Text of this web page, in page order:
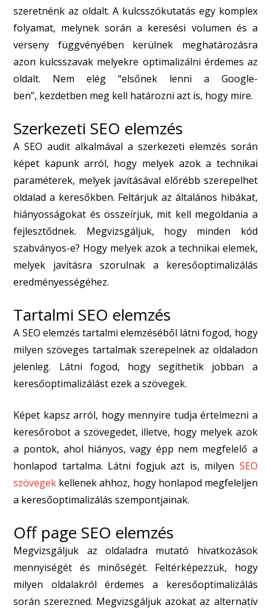
szeretnénk az oldalt. A kulcsszókutatás egy komplex
folyamat, melynek során a keresési volumen és a
verseny függvényében kerülnek meghatározásra
azon kulcsszavak melyekre optimalizálni érdemes az
oldalt. Nem elég “elsőnek lenni a Google-
ben”, kezdetben meg kell határozni azt is, hogy mire.
Szerkezeti SEO elemzés
A SEO audit alkalmával a szerkezeti elemzés során
képet kapunk arról, hogy melyek azok a technikai
paraméterek, melyek javításával előrébb szerepelhet
oldalad a keresőkben. Feltárjuk az általános hibákat,
hiányosságokat és összeírjuk, mit kell megoldania a
fejlesztődnek. Megvizsgáljuk, hogy minden kód
szabványos-e? Hogy melyek azok a technikai elemek,
melyek javításra szorulnak a keresőoptimalizálás
eredményességéhez.
Tartalmi SEO elemzés
A SEO elemzés tartalmi elemzéséből látni fogod, hogy
milyen szöveges tartalmak szerepelnek az oldaladon
jelenleg. Látni fogod, hogy segíthetik jobban a
keresőoptimalizálást ezek a szövegek.
Képet kapsz arról, hogy mennyire tudja értelmezni a
keresőrobot a szövegedet, illetve, hogy melyek azok
a pontok, ahol hiányos, vagy épp nem megfelelő a
honlapod tartalma. Látni fogjuk azt is, milyen SEO
szövegek kellenek ahhoz, hogy honlapod megfeleljen
a keresőoptimalizálás szempontjainak.
Off page SEO elemzés
Megvizsgáljuk az oldaladra mutató hivatkozások
mennyiségét és minőségét. Feltérképezzük, hogy
milyen oldalakról érdemes a keresőoptimalizálás
során szerezned. Megvizsgáljuk azokat az alternatív